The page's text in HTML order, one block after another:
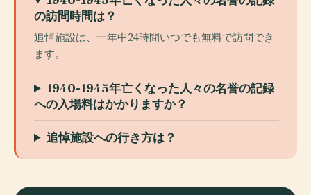
の訪問時間は？
追悼施設は、一年中24時間いつでも無料で訪問でき
ます。
1940-1945年亡くなった人々の名誉の記録
への入場料はかかりますか？
追悼施設への行き方は？